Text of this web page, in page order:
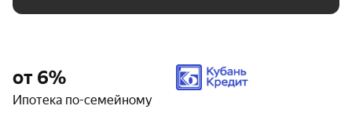
от 6%
Ипотека по-семейному